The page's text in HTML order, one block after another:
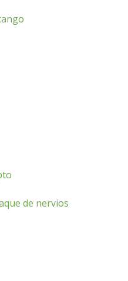
de nervios